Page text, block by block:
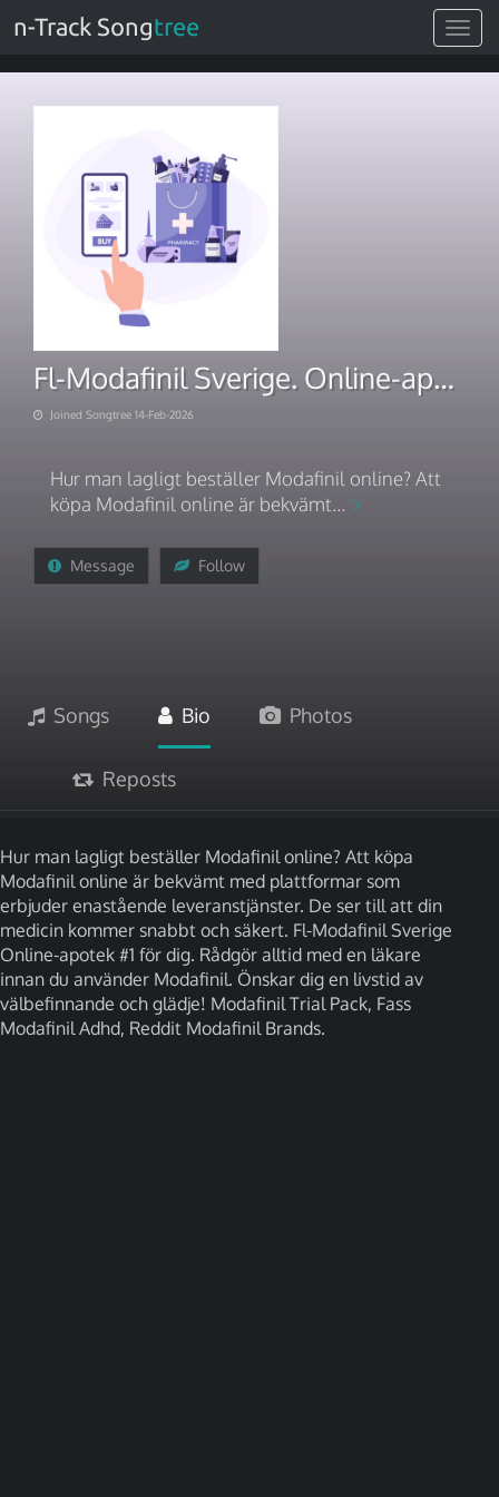
Toggle
n-Track Songtree
Fl-Modafinil Sverige. Online-apotek #1 för dig 2026
Joined Songtree 14-Feb-2026
Hur man lagligt beställer Modafinil online? Att
köpa Modafinil online är bekvämt...
Message Follow
Songs Bio Photos
Reposts
Hur man lagligt beställer Modafinil online? Att köpa
Modafinil online är bekvämt med plattformar som
erbjuder enastående leveranstjänster. De ser till att din
medicin kommer snabbt och säkert. Fl-Modafinil Sverige
Online-apotek #1 för dig. Rådgör alltid med en läkare
innan du använder Modafinil. Önskar dig en livstid av
välbefinnande och glädje! Modafinil Trial Pack, Fass
Modafinil Adhd, Reddit Modafinil Brands.